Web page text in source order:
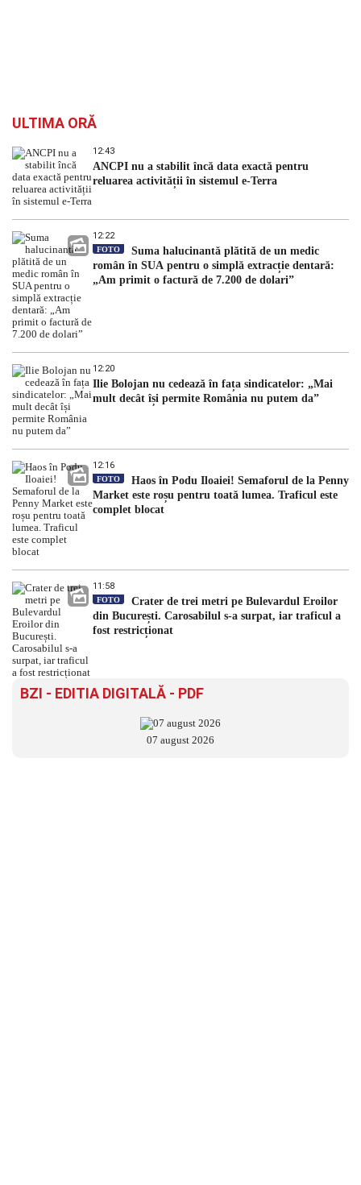
ULTIMA ORĂ
12:43
ANCPI nu a stabilit încă data exactă pentru
reluarea activității în sistemul e-Terra
12:22
FOTO
Suma halucinantă plătită de un medic
român în SUA pentru o simplă extracție dentară:
„Am primit o factură de 7.200 de dolari”
12:20
Ilie Bolojan nu cedează în fața sindicatelor: „Mai
mult decât își permite România nu putem da”
12:16
FOTO
Haos în Podu Iloaiei! Semaforul de la Penny
Market este roșu pentru toată lumea. Traficul este
complet blocat
11:58
FOTO
Crater de trei metri pe Bulevardul Eroilor
din București. Carosabilul s-a surpat, iar traficul a
fost restricționat
BZI - EDITIA DIGITALĂ - PDF
07 august 2026